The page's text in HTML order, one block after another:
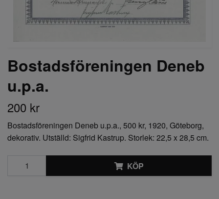
Bostadsföreningen Deneb
u.p.a.
200 kr
Bostadsföreningen Deneb u.p.a., 500 kr, 1920, Göteborg,
dekorativ. Utställd: Sigfrid Kastrup. Storlek: 22,5 x 28,5 cm.
KÖP